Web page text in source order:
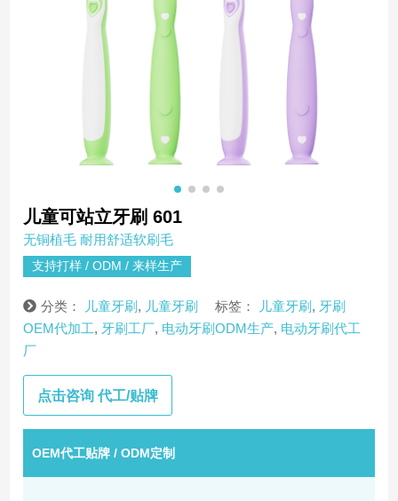
儿童可站立牙刷 601
无铜植毛 耐用舒适软刷毛
支持打样 / ODM / 来样生产
分类： 儿童牙刷 , 儿童牙刷 标签： 儿童牙刷 , 牙刷
OEM代加工, 牙刷工厂, 电动牙刷ODM生产, 电动牙刷代工
厂
点击咨询 代工/贴牌
OEM代工贴牌 / ODM定制